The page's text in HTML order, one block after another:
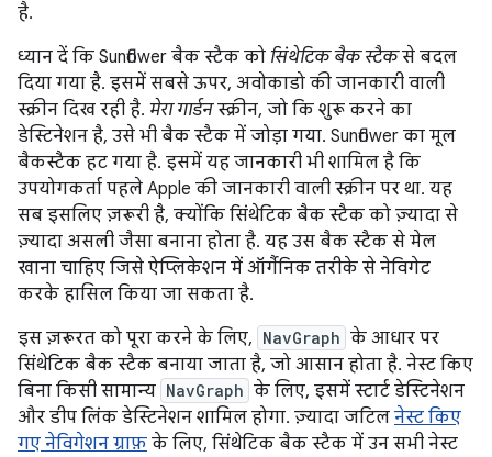
है.
ध्यान दें कि Sunflower बैक स्टैक को सिंथेटिक बैक स्टैकसे बदल
दिया गया है. इसमें सबसे ऊपर, अवोकाडो की जानकारी वाली
स्क्रीन दिख रही है. मेरा गार्डनस्क्रीन, जो कि शुरू करने का
डेस्टिनेशन है, उसे भी बैक स्टैक में जोड़ा गया. Sunflower का मूल
बैकस्टैक हट गया है. इसमें यह जानकारी भी शामिल है कि
उपयोगकर्ता पहले Apple की जानकारी वाली स्क्रीन पर था. यह
सब इसलिए ज़रूरी है, क्योंकि सिंथेटिक बैक स्टैक को ज़्यादा से
ज़्यादा असली जैसा बनाना होता है. यह उस बैक स्टैक से मेल
खाना चाहिए जिसे ऐप्लिकेशन में ऑर्गैनिक तरीके से नेविगेट
करके हासिल किया जा सकता है.
इस ज़रूरत को पूरा करने के लिए, NavGraph के आधार पर
सिंथेटिक बैक स्टैक बनाया जाता है, जो आसान होता है. नेस्ट किए
बिना किसी सामान्य NavGraph के लिए, इसमें स्टार्ट डेस्टिनेशन
और डीप लिंक डेस्टिनेशन शामिल होगा. ज़्यादा जटिल नेस्ट किए
गए नेविगेशन ग्राफ़ के लिए, सिंथेटिक बैक स्टैक में उन सभी नेस्ट